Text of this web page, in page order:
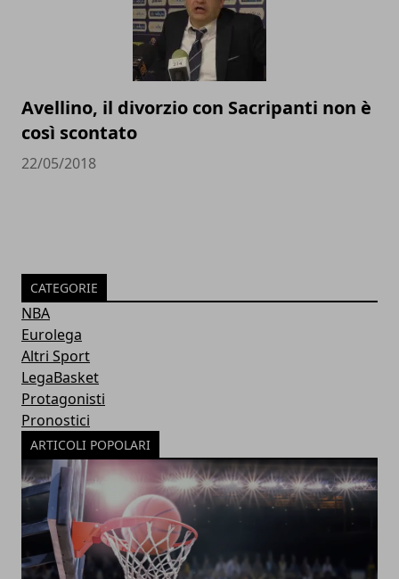
Avellino, il divorzio con Sacripanti non è
così scontato
22/05/2018
CATEGORIE
NBA
Eurolega
Altri Sport
LegaBasket
Protagonisti
Pronostici
ARTICOLI POPOLARI